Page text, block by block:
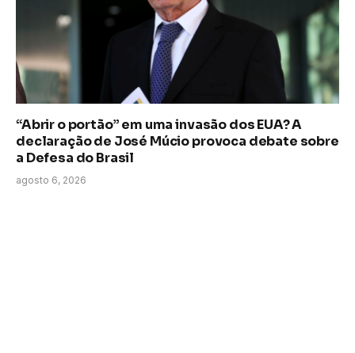
“Abrir o portão” em uma invasão dos EUA? A
declaração de José Múcio provoca debate sobre
a Defesa do Brasil
agosto 6, 2026